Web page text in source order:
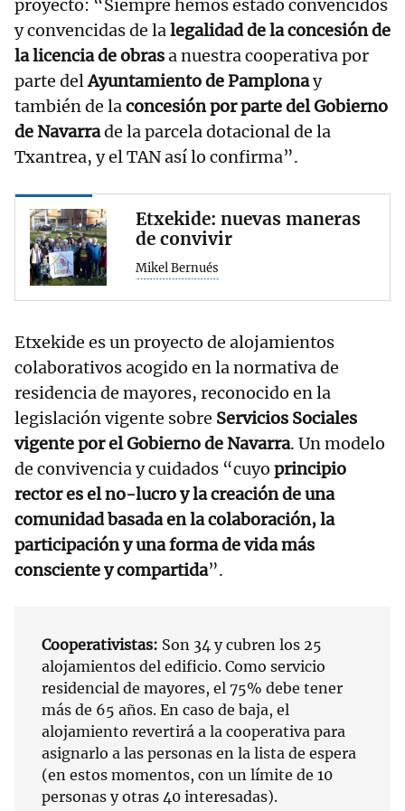
proyecto: “Siempre hemos estado convencidos
y convencidas de lalegalidad de la concesión de
la licencia de obrasa nuestra cooperativa por
parte delAyuntamiento de Pamplonay
también de laconcesión por parte del Gobierno
de Navarrade la parcela dotacional de la
Txantrea, y el TAN así lo confirma”.
Etxekide: nuevas maneras
de convivir
Mikel Bernués
Etxekide es un proyecto de alojamientos
colaborativos acogido en la normativa de
residencia de mayores, reconocido en la
legislación vigente sobre Servicios Sociales
vigente por el Gobierno de Navarra. Un modelo
de convivencia y cuidados “cuyo principio
rector es el no-lucro y la creación de una
comunidad basada en la colaboración, la
participación y una forma de vida más
consciente y compartida”.
Cooperativistas: Son 34 y cubren los 25
alojamientos del edificio. Como servicio
residencial de mayores, el 75% debe tener
más de 65 años. En caso de baja, el
alojamiento revertirá a la cooperativa para
asignarlo a las personas en la lista de espera
(en estos momentos, con un límite de 10
personas y otras 40 interesadas).